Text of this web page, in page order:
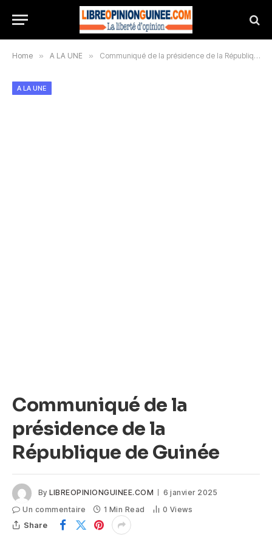
Home » A LA UNE » Communiqué de la présidence de la République de Guinée
A LA UNE
Communiqué de la
présidence de la
République de Guinée
By LIBREOPINIONGUINEE.COM
6 janvier 2025
Un commentaire
1 Min Read 0 Views
Share